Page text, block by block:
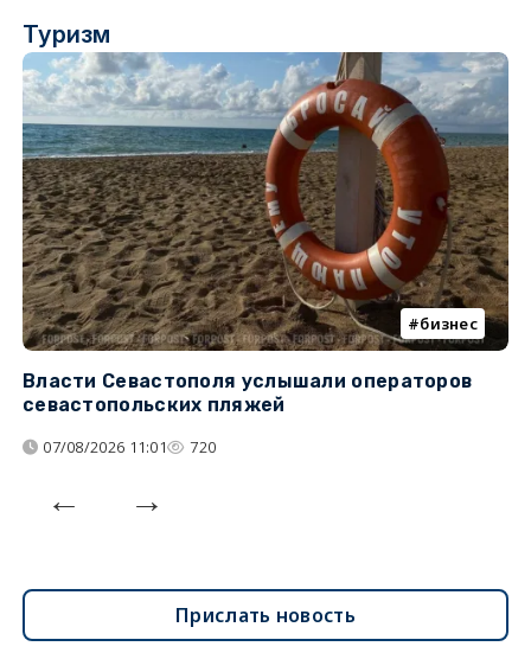
Туризм
бизнес
Власти Севастополя услышали операторов
севастопольских пляжей
07/08/2026 11:01 720
Прислать новость